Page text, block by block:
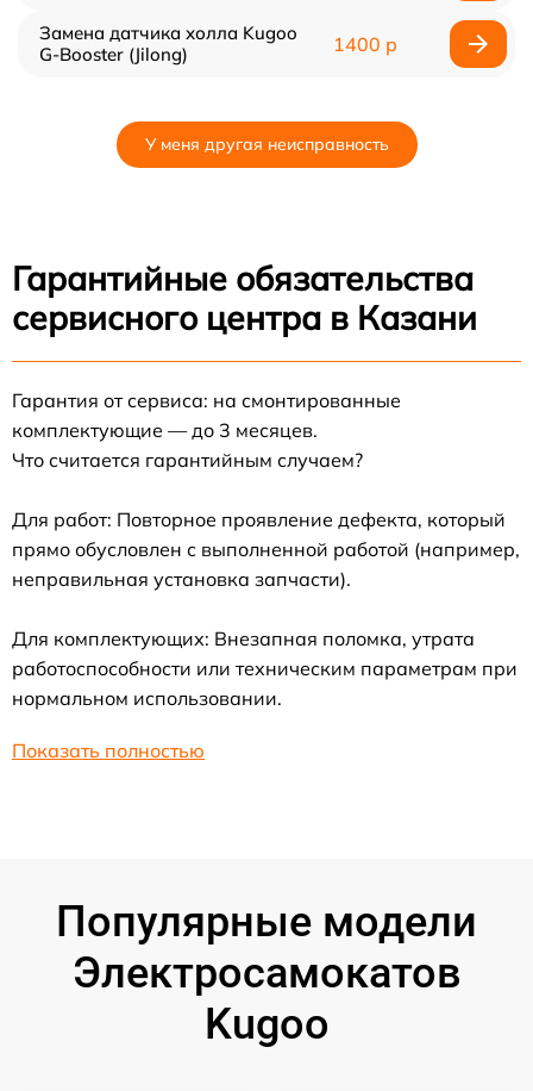
Замена датчика холла Kugoo
G-Booster (Jilong)
1400 р
У меня другая неисправность
Гарантийные обязательства
сервисного центра в Казани
Гарантия от сервиса: на смонтированные
комплектующие — до 3 месяцев.
Что считается гарантийным случаем?
Для работ: Повторное проявление дефекта, который
прямо обусловлен с выполненной работой (например,
неправильная установка запчасти).
Для комплектующих: Внезапная поломка, утрата
работоспособности или техническим параметрам при
нормальном использовании.
Показать полностью
Популярные модели
Электросамокатов
Kugoo